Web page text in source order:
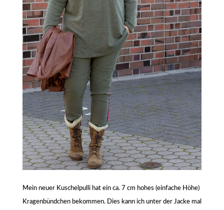
Mein neuer Kuschelpulli hat ein ca. 7 cm hohes (einfache Höhe)
Kragenbündchen bekommen. Dies kann ich unter der Jacke mal